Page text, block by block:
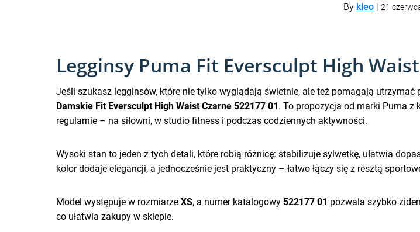
By kleo | 21
Legginsy Puma Fit Eversculpt High
Jeśli szukasz legginsów, które nie tylko wyglądają świetnie, ale też pomagają utrzymać
Damskie Fit Eversculpt High Waist Czarne 522177 01. To propozycja od marki Puma z
regularnie – na siłowni, w studio fitness i podczas codziennych aktywności.
Wysoki stan to jeden z tych detali, które robią różnicę: stabilizuje sylwetkę, ułatwia
kolor dodaje elegancji, a jednocześnie jest praktyczny – łatwo łączy się z resztą
Model występuje w rozmiarze XS, a numer katalogowy 522177 01 pozwala szybko
co ułatwia zakupy w sklepie.